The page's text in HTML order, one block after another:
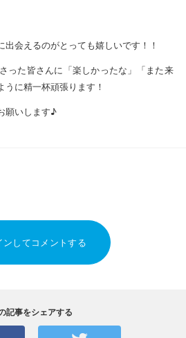
出会えるのがとっても嬉しいです！！
った皆さんに「楽しかったな」「また来
うに精一杯頑張ります！
願いします♪
ンしてコメントする
記事をシェアする